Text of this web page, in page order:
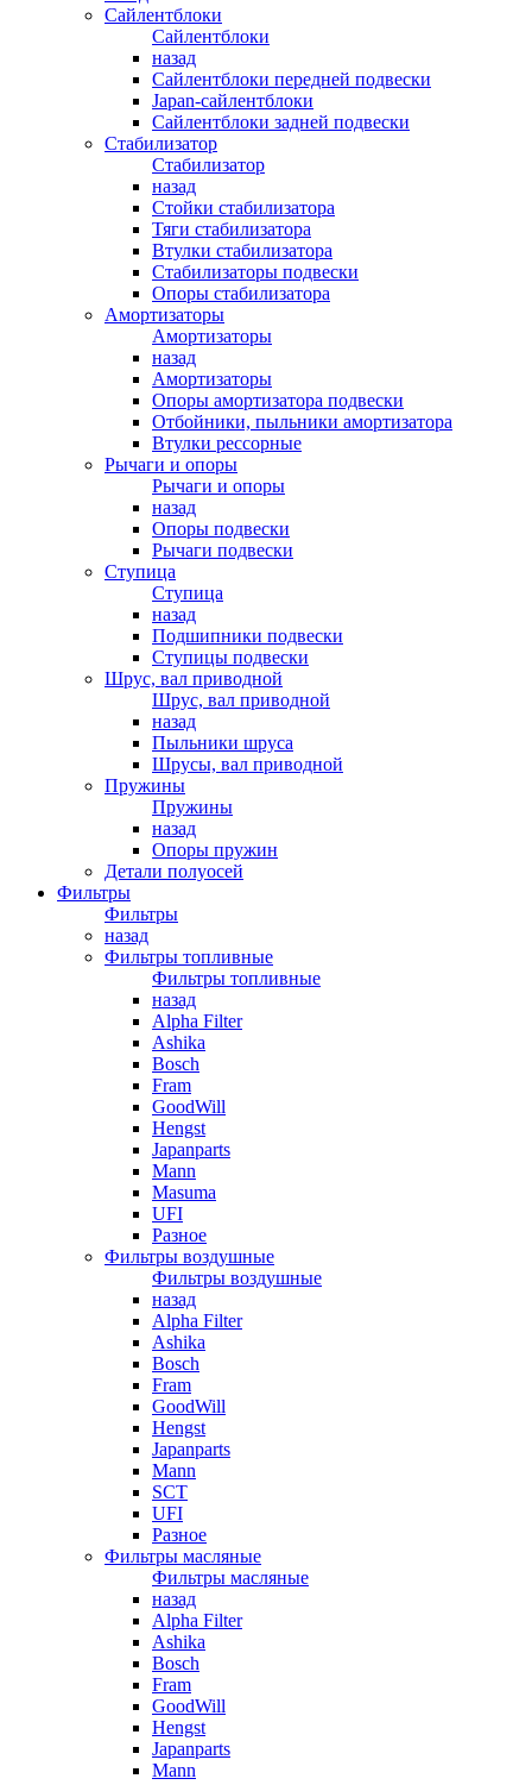
Сайлентблоки
Сайлентблоки
назад
Сайлентблоки передней подвески
Japan-сайлентблоки
Сайлентблоки задней подвески
Стабилизатор
Стабилизатор
назад
Стойки стабилизатора
Тяги стабилизатора
Втулки стабилизатора
Стабилизаторы подвески
Опоры стабилизатора
Амортизаторы
Амортизаторы
назад
Амортизаторы
Опоры амортизатора подвески
Отбойники, пыльники амортизатора
Втулки рессорные
Рычаги и опоры
Рычаги и опоры
назад
Опоры подвески
Рычаги подвески
Ступица
Ступица
назад
Подшипники подвески
Ступицы подвески
Шрус, вал приводной
Шрус, вал приводной
назад
Пыльники шруса
Шрусы, вал приводной
Пружины
Пружины
назад
Опоры пружин
Детали полуосей
Фильтры
Фильтры
назад
Фильтры топливные
Фильтры топливные
назад
Alpha Filter
Ashika
Bosch
Fram
GoodWill
Hengst
Japanparts
Mann
Masuma
UFI
Разное
Фильтры воздушные
Фильтры воздушные
назад
Alpha Filter
Ashika
Bosch
Fram
GoodWill
Hengst
Japanparts
Mann
SCT
UFI
Разное
Фильтры масляные
Фильтры масляные
назад
Alpha Filter
Ashika
Bosch
Fram
GoodWill
Hengst
Japanparts
Mann